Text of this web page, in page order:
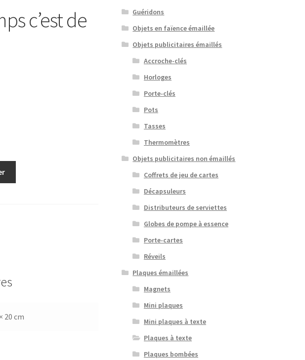
c’est de
20 cm
Guéridons
Objets en faïence émaillée
Objets publicitaires émaillés
Accroche-clés
Horloges
Porte-clés
Pots
Tasses
Thermomètres
Objets publicitaires non émaillés
Coffrets de jeu de cartes
Décapsuleurs
Distributeurs de serviettes
Globes de pompe à essence
Porte-cartes
Réveils
Plaques émaillées
Magnets
Mini plaques
Mini plaques à texte
Plaques à texte
Plaques bombées